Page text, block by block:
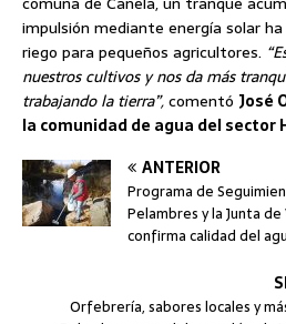
impulsión mediante energía solar
riego para pequeños agricultores.
nuestros cultivos y nos da más
trabajando la tierra”,comentó José
la comunidad de agua del sector
ANTERIOR
Programa de
Pelambres y la Junta
confirma calidad del
Orfebrería, sabores locales y